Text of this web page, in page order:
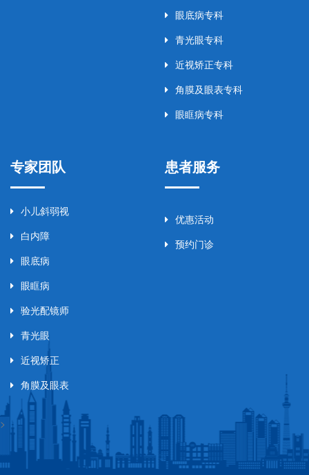
眼底病专科
青光眼专科
近视矫正专科
角膜及眼表专科
眼眶病专科
专家团队
小儿斜弱视
白内障
眼底病
眼眶病
验光配镜师
青光眼
近视矫正
角膜及眼表
患者服务
优惠活动
预约门诊
>